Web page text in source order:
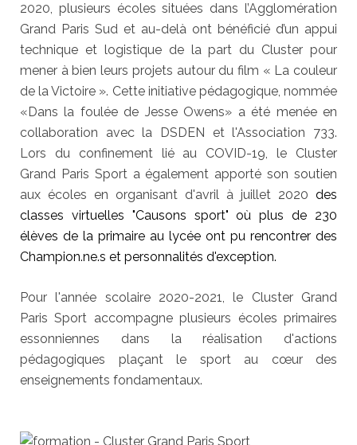
2020, plusieurs écoles situées dans l’Agglomération
Grand Paris Sud et au-delà ont bénéficié d’un appui
technique et logistique de la part du Cluster pour
mener à bien leurs projets autour du film « La couleur
de la Victoire ». Cette initiative pédagogique, nommée
«Dans la foulée de Jesse Owens» a été menée en
collaboration avec la DSDEN et l'Association 733.
Lors du confinement lié au COVID-19, le Cluster
Grand Paris Sport a également apporté son soutien
aux écoles en organisant d'avril à juillet 2020 des
classes virtuelles "Causons sport" où plus de 230
élèves de la primaire au lycée ont pu rencontrer des
Champion.ne.s et personnalités d'exception.
Pour l'année scolaire 2020-2021, le Cluster Grand
Paris Sport accompagne plusieurs écoles primaires
essonniennes dans la réalisation d'actions
pédagogiques plaçant le sport au cœur des
enseignements fondamentaux.